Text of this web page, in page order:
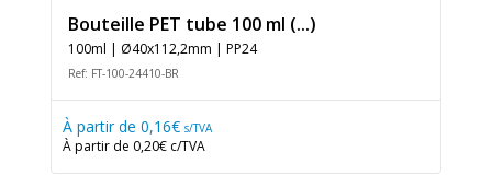
Bouteille PET tube 100 ml (...)
100ml | Ø40x112,2mm | PP24
Ref: FT-100-24410-BR
À partir de 0,16€ s/TVA
À partir de 0,20€ c/TVA